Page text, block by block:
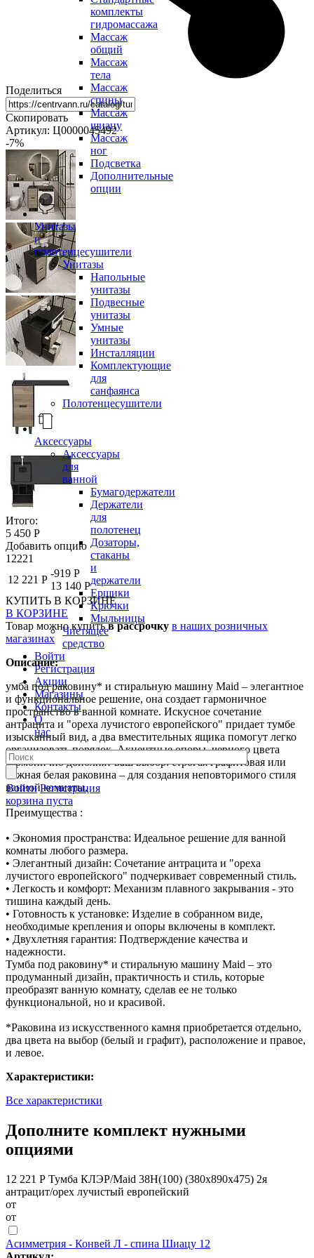
комплекты
гидромассажа
Массаж
общий
Массаж
тела
Массаж
спины
Массаж
шиацу
Массаж
ног
Подсветка
Дополнительные
опции
Унитазы
и
полотенцесушители
Унитазы
Напольные
унитазы
Подвесные
унитазы
Умные
унитазы
Инсталляции
Комплектующие
для
санфаянса
Полотенцесушители
Аксессуары
Аксессуары
для
ванной
Бумагодержатели
Держатели
для
полотенец
Дозаторы,
стаканы
и
держатели
Ершики
Крючки
Мыльницы
Чистящее
средство
Войти
Регистрация
Акции
Магазины
Контакты
О
нас
Войти Регистрация
корзина пуста
Поделиться
Скопировать
Артикул: Ц0000045492
-7%
Итого:
5 450 Р
Добавить опцию
12221
12 221 Р
-919 Р
13 140 Р
КУПИТЬ В КОРЗИНЕ
В КОРЗИНЕ
Товар можно купитьв рассрочку в наших розничных
магазинах
Описание:
умба под раковину* и стиральную машину Maid – элегантное
и функциональное решение, она создает гармоничное
пространство в ванной комнате. Искусное сочетание
антрацита и "ореха лучистого европейского" придает тумбе
изысканный вид, а два вместительных ящика помогут легко
организовать порядок. Акцентные опоры черного цвета
гармонично дополнят ваш выбор: строгая графитовая или
нежная белая раковина – для создания неповторимого стиля
ванной комнаты.
Преимущества :
• Экономия пространства: Идеальное решение для ванной
комнаты любого размера.
• Элегантный дизайн: Сочетание антрацита и "ореха
лучистого европейского" подчеркивает современный стиль.
• Легкость и комфорт: Механизм плавного закрывания - это
тишина каждый день.
• Готовность к установке: Изделие в собранном виде,
необходимые крепления и опоры включены в комплект.
• Двухлетняя гарантия: Подтверждение качества и
надежности.
Тумба под раковину* и стиральную машину Maid – это
продуманный дизайн, практичность и стиль, которые
преобразят ванную комнату, сделав ее не только
функциональной, но и красивой.
*Раковина из искусственного камня приобретается отдельно,
два цвета на выбор (белый и графит), расположение и правое,
и левое.
Характеристики:
Все характеристики
Дополните комплект нужными
опциями
12 221 Р Тумба КЛЭР/Maid 38Н(100) (380х890х475) 2я
антрацит/орех лучистый европейский
от
от
Асимметрия - Конвей Л - спина Шиацу 12